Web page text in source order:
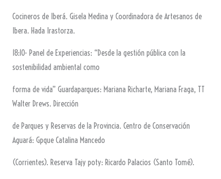
Cocineros de Iberá. Gisela Medina y Coordinadora de Artesanos de
Ibera. Hada Irastorza.
18:10- Panel de Experiencias: “Desde la gestión pública con la
sostenibilidad ambiental como
forma de vida” Guardaparques: Mariana Richarte, Mariana Fraga, TT
Walter Drews. Dirección
de Parques y Reservas de la Provincia. Centro de Conservación
Aguará: Gpque Catalina Mancedo
(Corrientes). Reserva Tajy poty: Ricardo Palacios (Santo Tomé).